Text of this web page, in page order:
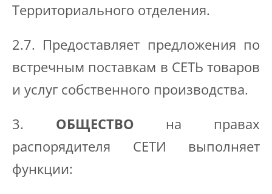
Территориального отделения.
2.7. Предоставляет предложения по
встречным поставкам в СЕТЬ товаров
и услуг собственного производства.
3. ОБЩЕСТВО на правах
распорядителя СЕТИ выполняет
функции: